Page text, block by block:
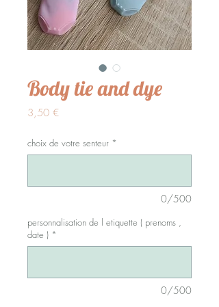
Body tie and dye
3,50 €Prix
choix de votre senteur *
0/500
personnalisation de l etiquette ( prenoms ,
date ) *
0/500